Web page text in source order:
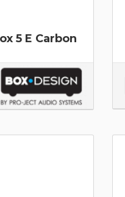
5 E Carbon